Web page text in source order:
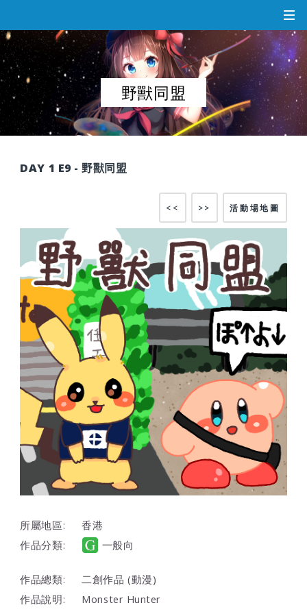
野獸同盟
DAY 1 E9 - 野獸同盟
活動場地圖
>>
<<
所屬地區:
香港
作品分類:
一般向
作品總類:
二創作品 (動漫)
作品說明:
Monster Hunter